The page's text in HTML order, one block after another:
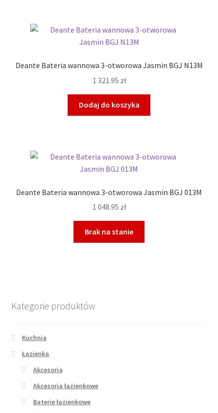
Deante Bateria wannowa 3-otworowa Jasmin BGJ N13M
1 321.95 zł
Dodaj do koszyka
Deante Bateria wannowa 3-otworowa Jasmin BGJ 013M
1 048.95 zł
Brak na stanie
Kategorie produktów
Kuchnia
Łazienka
Akcesoria
Akcesoria łazienkowe
Baterie łazienkowe